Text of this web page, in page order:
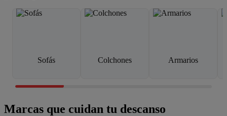
Sofás Colchones Armarios
Marcas que cuidan tu descanso